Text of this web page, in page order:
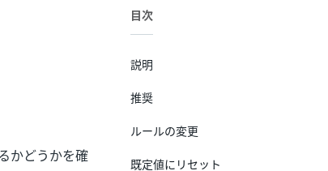
かどうかを確
目次
説明
推奨
ルールの変更
既定値にリセット